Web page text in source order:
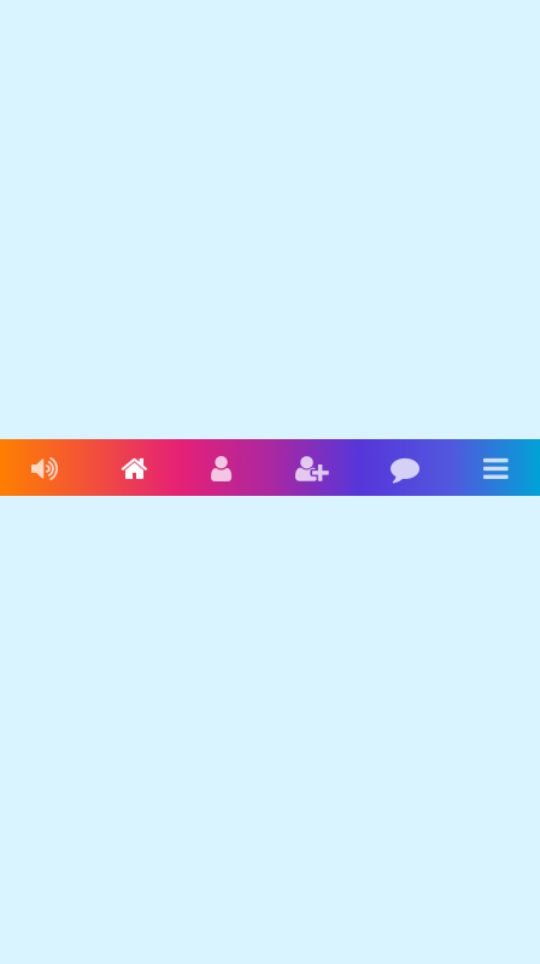
Livres audioAccueil ConnexionInscriptionBlog